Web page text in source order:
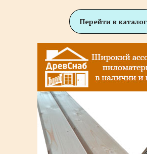
Перейти в каталог